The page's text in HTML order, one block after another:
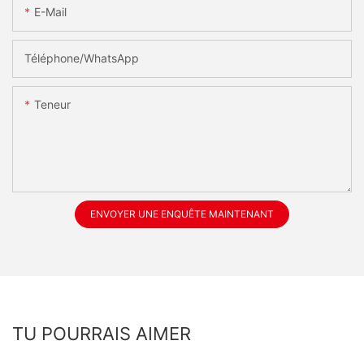
E-Mail
Téléphone/WhatsApp
Teneur
ENVOYER UNE ENQUÊTE MAINTENANT
TU POURRAIS AIMER